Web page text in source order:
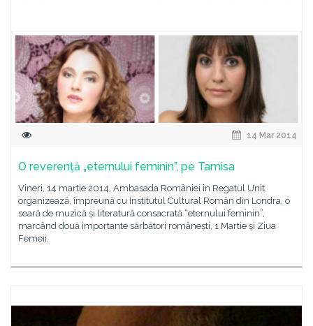
14 Mar 2014
O reverenţă „eternului feminin”, pe Tamisa
Vineri, 14 martie 2014, Ambasada României în Regatul Unit
organizează, împreună cu Institutul Cultural Român din Londra, o
seară de muzică și literatură consacrată “eternului feminin”,
marcând două importante sărbători românești, 1 Martie și Ziua
Femeii.